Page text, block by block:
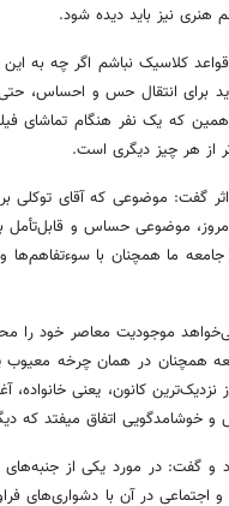
هنری نیز باید دیده شود.
کلاسیک نباشم اگر چه به
برای انتقال حس و
همین که یک نفر هنگام تماشای
از هر چیز دیگری است.
موضوعی که آقای توکلی
تولید اثر یعنی در سال ۱۳۹۸ و چه امروز،
ما همچنان با
موجودیت معاصر خود را
همچنان در همان چرخه
کانون، یعنی خانواده،
و خوشامدگویی اتفاق میفتد که
و گفت: در مورد یکی از جنبه‌های
در آن با دشواری‌های